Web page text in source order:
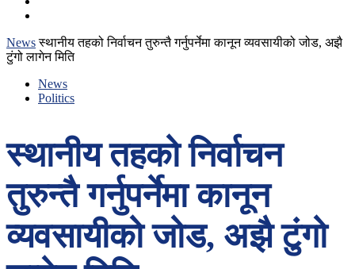
News स्थानीय तहको निर्वाचन तुरुन्तै गर्नुपर्नेमा कानून व्यवसायीको जोड, अझै
टुंगो लागेन मिति
News
Politics
स्थानीय तहको निर्वाचन
तुरुन्तै गर्नुपर्नेमा कानून
व्यवसायीको जोड, अझै टुंगो